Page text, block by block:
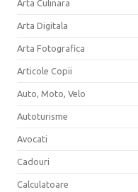
Arta Culinara
Arta Digitala
Arta Fotografica
Articole Copii
Auto, Moto, Velo
Autoturisme
Avocati
Cadouri
Calculatoare